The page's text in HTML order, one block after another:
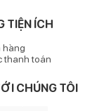
động 3 bước của
TIỆN ÍCH
hàng
thanh toán
CHÚNG TÔI